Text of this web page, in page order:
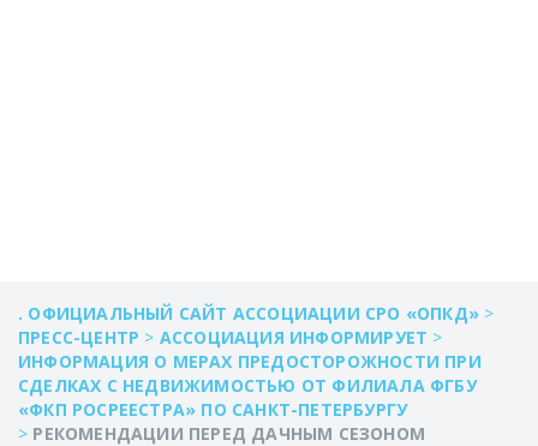
. ОФИЦИАЛЬНЫЙ САЙТ АССОЦИАЦИИ СРО «ОПКД» >
ПРЕСС-ЦЕНТР > АССОЦИАЦИЯ ИНФОРМИРУЕТ >
ИНФОРМАЦИЯ О МЕРАХ ПРЕДОСТОРОЖНОСТИ ПРИ
СДЕЛКАХ С НЕДВИЖИМОСТЬЮ ОТ ФИЛИАЛА ФГБУ
«ФКП РОСРЕЕСТРА» ПО САНКТ-ПЕТЕРБУРГУ
> РЕКОМЕНДАЦИИ ПЕРЕД ДАЧНЫМ СЕЗОНОМ